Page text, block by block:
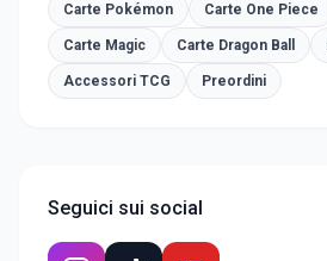
Carte Pokémon Carte One Piece
Carte Magic Carte Dragon Ball
Accessori TCG Preordini
Seguici sui social